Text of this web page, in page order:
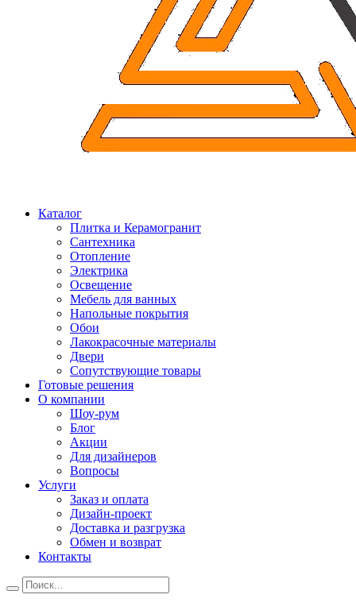
Каталог
Плитка и Керамогранит
Сантехника
Отопление
Электрика
Освещение
Мебель для ванных
Напольные покрытия
Обои
Лакокрасочные материалы
Двери
Сопутствующие товары
Готовые решения
О компании
Шоу-рум
Блог
Акции
Для дизайнеров
Вопросы
Услуги
Заказ и оплата
Дизайн-проект
Доставка и разгрузка
Обмен и возврат
Контакты